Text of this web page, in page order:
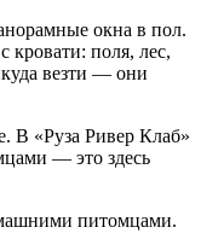
окна в пол.
кровати: поля, лес,
везти — они
В «Руза Ривер Клаб»
— это здесь
питомцами.